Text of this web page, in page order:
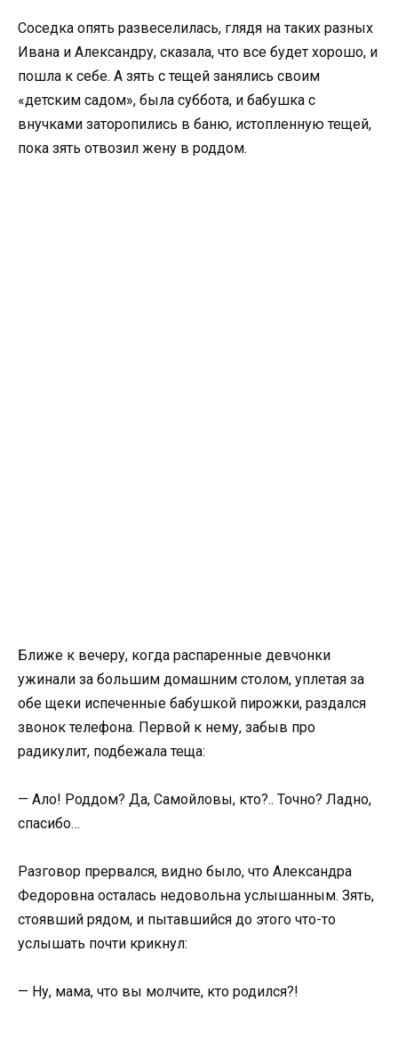
Соседка опять развеселилась, глядя на таких разных
Ивана и Александру, сказала, что все будет хорошо, и
пошла к себе. А зять с тещей занялись своим
«детским садом», была суббота, и бабушка с
внучками заторопились в баню, истопленную тещей,
пока зять отвозил жену в роддом.
Ближе к вечеру, когда распаренные девчонки
ужинали за большим домашним столом, уплетая за
обе щеки испеченные бабушкой пирожки, раздался
звонок телефона. Первой к нему, забыв про
радикулит, подбежала теща:
— Ало! Роддом? Да, Самойловы, кто?.. Точно? Ладно,
спасибо…
Разговор прервался, видно было, что Александра
Федоровна осталась недовольна услышанным. Зять,
стоявший рядом, и пытавшийся до этого что-то
услышать почти крикнул:
— Ну, мама, что вы молчите, кто родился?!